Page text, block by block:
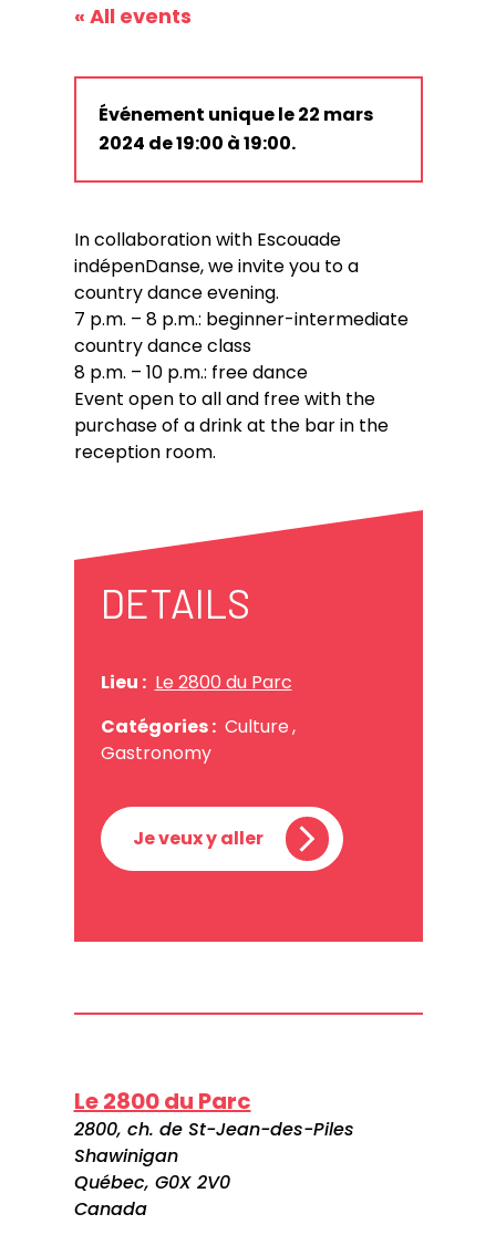
« All events
Événement unique le 22 mars
2024 de 19:00 à 19:00.
In collaboration with Escouade
indépenDanse, we invite you to a
country dance evening.
7 p.m. – 8 p.m.: beginner-intermediate
country dance class
8 p.m. – 10 p.m.: free dance
Event open to all and free with the
purchase of a drink at the bar in the
reception room.
DETAILS
Lieu : Le 2800 du Parc
Catégories : Culture,
Gastronomy
Je veux y aller
Le 2800 du Parc
2800, ch. de St-Jean-des-Piles
Shawinigan
Québec, G0X 2V0
Canada